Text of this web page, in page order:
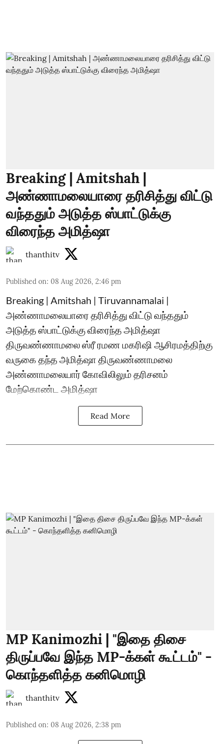
Breaking | Amitshah |
அண்ணாமலையாரை தரிசித்து விட்டு
வந்ததும் அடுத்த ஸ்பாட்டுக்கு
விரைந்த அமித்ஷா
thanthitv
Published on: 08 Aug 2026, 2:46 pm
Breaking | Amitshah | Tiruvannamalai |
அண்ணாமலையாரை தரிசித்து விட்டு வந்ததும்
அடுத்த ஸ்பாட்டுக்கு விரைந்த அமித்ஷா
திருவண்ணாமலை ஸ்ரீ ரமண மகரிஷி ஆசிரமத்திற்கு
வருகை தந்த அமித்ஷா திருவண்ணாமலை
அண்ணாமலையார் கோவிலிலும் தரிசனம்
மேற்கொண்ட அமித்ஷா
Read More
MP Kanimozhi | "இதை திசை
திருப்பவே இந்த MP-க்கள் கூட்டம்" -
கொந்தளித்த கனிமொழி
thanthitv
Published on: 08 Aug 2026, 2:38 pm